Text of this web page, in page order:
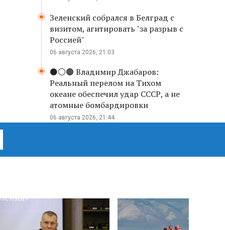
Зеленский собрался в Белград с
визитом, агитировать "за разрыв с
Россией"
06 августа 2026, 21:03
⚫️⚪️🟤 Владимир Джабаров:
Реальный перелом на Тихом
океане обеспечил удар СССР, а не
атомные бомбардировки
06 августа 2026, 21:44